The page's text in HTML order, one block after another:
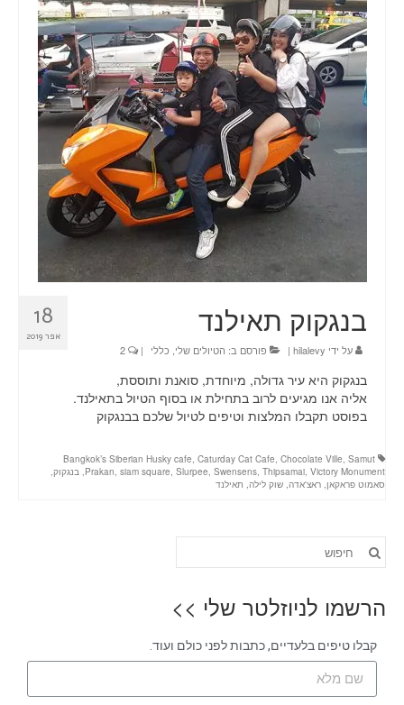
תכנון טיול בהתאמה אישית
חדשות
אודות
צור קשר
Planning a trip? Here it all begins!
עמוד הבית
18
אפר 2019 בנגקוק תאילנד
על ידי hilalevy
| פורסם ב: הטיולים שלי כללי |
בנגקוק היא עיר גדולה, מיוחדת, סואנת ותוססת,
אליה אנו מגיעים לרוב בתחילת או בסוף הטיול בתאילנד.
בפוסט תקבלו המלצות וטיפים לטיול שלכם בבנגקוק
Bangkok’s Siberian Husky cafe, Caturday Cat Cafe, Chocolate Ville, Samut
Prakan, siam square, Slurpee, Swensens, Thipsamai, Victory Monument
, בנגקוק,
סאמוט פראקאן, ראצ'אדה, שוק לילה, תאילנד
הרשמו לניוזלטר שלי >>
קבלו טיפים בלעדיים, כתבות לפני כולם ועוד.